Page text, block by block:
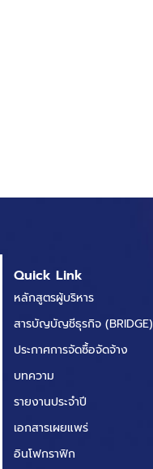
Quick Link
หลักสูตรผู้บริหาร
สารบัญบัญชีธุรกิจ (BRIDGE)
ประกาศการจัดซื้อจัดจ้าง
บทความ
รายงานประจำปี
เอกสารเผยแพร่
อินโฟกราฟิก